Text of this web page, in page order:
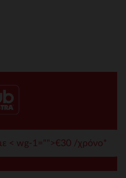
< wg-1="">€30 /χρόνο*